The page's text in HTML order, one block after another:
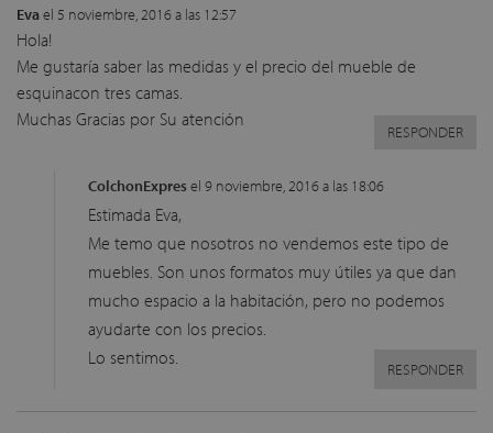
Evael 5 noviembre, 2016 a las 12:57
Hola!
Me gustaría saber las medidas y el precio del mueble de
esquinacon tres camas.
Muchas Gracias por Su atención
RESPONDER
ColchonExpresel 9 noviembre, 2016 a las 18:06
Estimada Eva,
Me temo que nosotros no vendemos este tipo de
muebles. Son unos formatos muy útiles ya que dan
mucho espacio a la habitación, pero no podemos
ayudarte con los precios.
Lo sentimos.
RESPONDER